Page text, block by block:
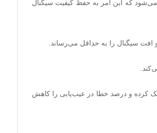
که این امر به حفظ کیفیت سیگنال
کرده و درصد خطا در عیب‌یابی را کاهش